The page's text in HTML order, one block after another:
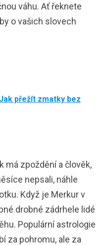
váhu. Ať řeknete
o vašich slovech
přežít zmatky bez
má zpoždění a člověk,
nepsali, náhle
Když je Merkur v
drobné zádrhele lidé
Populární astrologie
za pohromu, ale za